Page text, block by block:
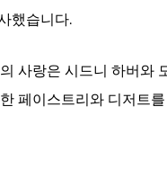
했습니다.
사랑은 시드니 하버와
페이스트리와 디저트